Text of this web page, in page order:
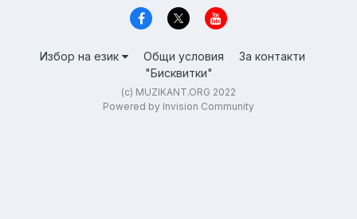
Избор на език Общи условия
За контакти
"Бисквитки"
(c) MUZIKANT.ORG 2022
Powered by Invision Community